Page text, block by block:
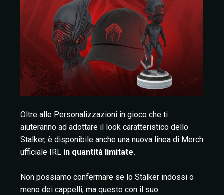
Oltre alle Personalizzazioni in gioco che ti
aiuteranno ad adottare il look caratteristico dello
Stalker, è disponibile anche una nuova linea di Merch
ufficiale IRL in quantità limitate.
Non possiamo confermare se lo Stalker indossi o
meno dei cappelli, ma questo con il suo